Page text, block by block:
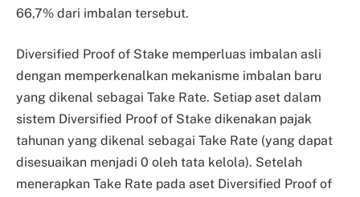
66,7% dari imbalan tersebut.
Diversified Proof of Stake memperluas imbalan asli
dengan memperkenalkan mekanisme imbalan baru
yang dikenal sebagai Take Rate. Setiap aset dalam
sistem Diversified Proof of Stake dikenakan pajak
tahunan yang dikenal sebagai Take Rate (yang dapat
disesuaikan menjadi 0 oleh tata kelola). Setelah
menerapkan Take Rate pada aset Diversified Proof of